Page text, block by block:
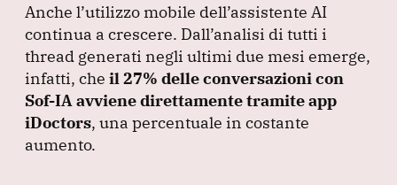
Anche l’utilizzo mobile dell’assistente AI
continua a crescere. Dall’analisi di tutti i
thread generati negli ultimi due mesi emerge,
infatti, che il 27% delle conversazioni con
Sof-IA avviene direttamente tramite app
iDoctors, una percentuale in costante
aumento.